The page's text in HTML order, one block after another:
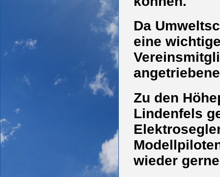
Da
eine
Zu den
Lindenfels
wieder